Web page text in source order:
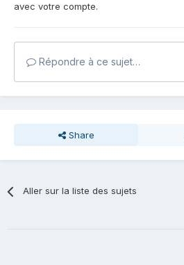
avec votre compte.
Répondre à ce sujet…
Share
Aller sur la liste des sujets